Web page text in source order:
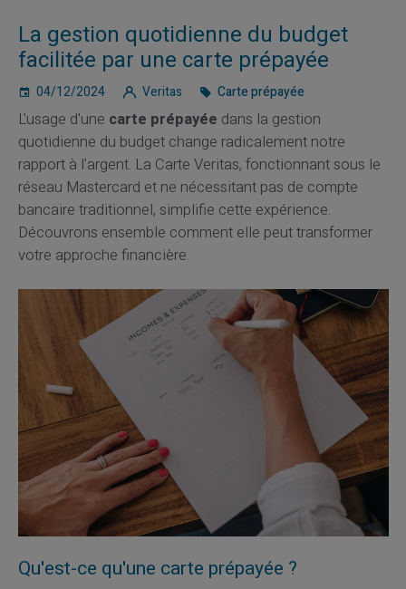
La gestion quotidienne du budget
facilitée par une carte prépayée
04/12/2024 Veritas Carte prépayée
L'usage d'une carte prépayée dans la gestion
quotidienne du budget change radicalement notre
rapport à l'argent. La Carte Veritas, fonctionnant sous le
réseau Mastercard et ne nécessitant pas de compte
bancaire traditionnel, simplifie cette expérience.
Découvrons ensemble comment elle peut transformer
votre approche financière.
Qu'est-ce qu'une carte prépayée ?